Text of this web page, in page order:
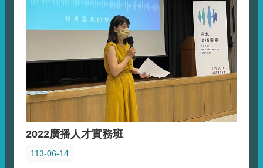
2022廣播人才實務班
113-06-14